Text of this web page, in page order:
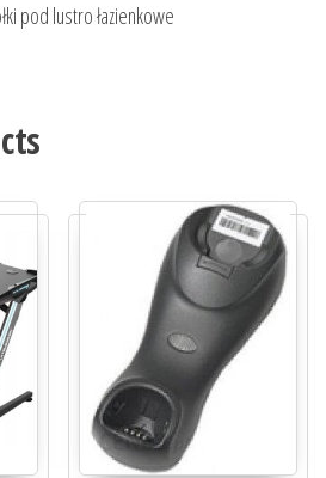
pod lustro łazienkowe